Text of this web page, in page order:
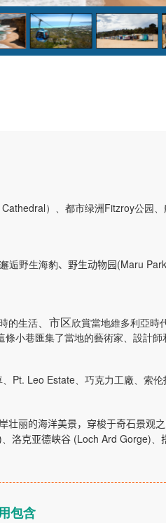
）、 都市绿洲Fitzroy公园、
逅野生海豹、 野生动物园 (Maru
的生活、市区欣賞當地維多利亞時
條小巷匯集了當地的藝術家、設計
Pt. Leo Estate、 巧克力工廠、索伦
壮丽的海洋美景，穿梭于奇石景观
洛克亚德峡谷 (Loch Ard Gorge)、
包含